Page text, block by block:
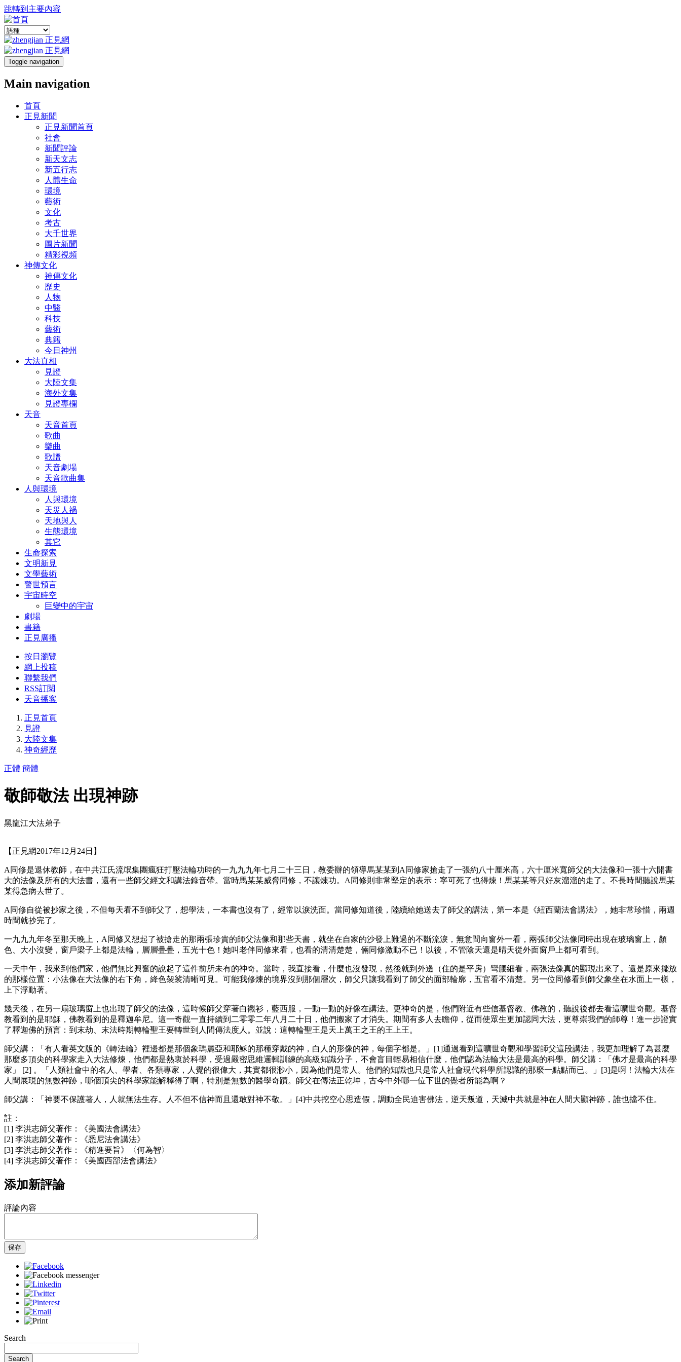
跳轉到主要內容
Toggle navigation
Main navigation
首頁
正見新聞
正見新聞首頁
社會
新聞評論
新天文志
新五行志
人體生命
環境
藝術
文化
考古
大千世界
圖片新聞
精彩視頻
神傳文化
神傳文化
歷史
人物
中醫
科技
藝術
典籍
今日神州
大法真相
見證
大陸文集
海外文集
見證專欄
天音
天音首頁
歌曲
樂曲
歌譜
天音劇場
天音歌曲集
人與環境
人與環境
天災人禍
天地與人
生態環境
其它
生命探索
文明新見
文學藝術
警世預言
宇宙時空
巨變中的宇宙
劇場
書籍
正見廣播
按日瀏覽
網上投稿
聯繫我們
RSS訂閱
天音播客
正見首頁
見證
大陸文集
神奇經歷
正體 簡體
敬師敬法 出現神跡
黑龍江大法弟子
【正見網2017年12月24日】
A同修是退休教師，在中共江氏流氓集團瘋狂打壓法輪功時的一九九九年七月二十三日，教委辦的領導馬某某到A同修家搶走了一張約八十厘米高，六十厘米寬師父的大法像和一張十六開書
大的法像及所有的大法書，還有一些師父經文和講法錄音帶。當時馬某某威脅同修，不讓煉功。A同修則非常堅定的表示：寧可死了也得煉！馬某某等只好灰溜溜的走了。不長時間聽說馬某
某得急病去世了。
A同修自從被抄家之後，不但每天看不到師父了，想學法，一本書也沒有了，經常以淚洗面。當同修知道後，陸續給她送去了師父的講法，第一本是《紐西蘭法會講法》，她非常珍惜，兩週
時間就抄完了。
一九九九年冬至那天晚上，A同修又想起了被搶走的那兩張珍貴的師父法像和那些天書，就坐在自家的沙發上難過的不斷流淚，無意間向窗外一看，兩張師父法像同時出現在玻璃窗上，顏
色、大小沒變，窗戶梁子上都是法輪，層層疊疊，五光十色！她叫老伴同修來看，也看的清清楚楚，倆同修激動不已！以後，不管陰天還是晴天從外面窗戶上都可看到。
一天中午，我來到他們家，他們無比興奮的說起了這件前所未有的神奇。當時，我直接看，什麼也沒發現，然後就到外邊（住的是平房）彎腰細看，兩張法像真的顯現出來了。還是原來擺放
的那樣位置：小法像在大法像的右下角，絳色袈裟清晰可見。可能我修煉的境界沒到那個層次，師父只讓我看到了師父的面部輪廓，五官看不清楚。另一位同修看到師父象坐在水面上一樣，
上下浮動著。
幾天後，在另一扇玻璃窗上也出現了師父的法像，這時候師父穿著白襯衫，藍西服，一動一動的好像在講法。更神奇的是，他們附近有些信基督教、佛教的，聽說後都去看這曠世奇觀。基督
教看到的是耶穌，佛教看到的是釋迦牟尼。這一奇觀一直持續到二零零二年八月二十日，他們搬家了才消失。期間有多人去瞻仰，從而使眾生更加認同大法，更尊崇我們的師尊！進一步證實
了釋迦佛的預言：到末劫、末法時期轉輪聖王要轉世到人間傳法度人。並說：這轉輪聖王是天上萬王之王的王上王。
師父講：「有人看英文版的《轉法輪》裡邊都是那個象瑪麗亞和耶穌的那種穿戴的神，白人的形像的神，每個字都是。」[1]通過看到這曠世奇觀和學習師父這段講法，我更加理解了為甚麼
那麼多頂尖的科學家走入大法修煉，他們都是熱衷於科學，受過嚴密思維邏輯訓練的高級知識分子，不會盲目輕易相信什麼，他們認為法輪大法是最高的科學。師父講：「佛才是最高的科學
家」 [2] 。「人類社會中的名人、學者、各類專家，人覺的很偉大，其實都很渺小，因為他們是常人。他們的知識也只是常人社會現代科學所認識的那麼一點點而已。」[3]是啊！法輪大法在
人間展現的無數神跡，哪個頂尖的科學家能解釋得了啊，特別是無數的醫學奇蹟。師父在傳法正乾坤，古今中外哪一位下世的覺者所能為啊？
師父講：「神要不保護著人，人就無法生存。人不但不信神而且還敢對神不敬。」[4]中共挖空心思造假，調動全民迫害佛法，逆天叛道，天滅中共就是神在人間大顯神跡，誰也擋不住。
註：
[1] 李洪志師父著作：《美國法會講法》
[2] 李洪志師父著作：《悉尼法會講法》
[3] 李洪志師父著作：《精進要旨》〈何為智〉
[4] 李洪志師父著作：《美國西部法會講法》
添加新評論
評論內容
保存
Search
Search